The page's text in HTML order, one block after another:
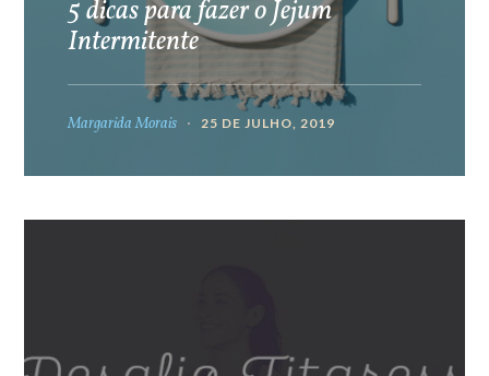
5 dicas para fazer o Jejum
Intermitente
Margarida Morais 25 DE JULHO, 2019